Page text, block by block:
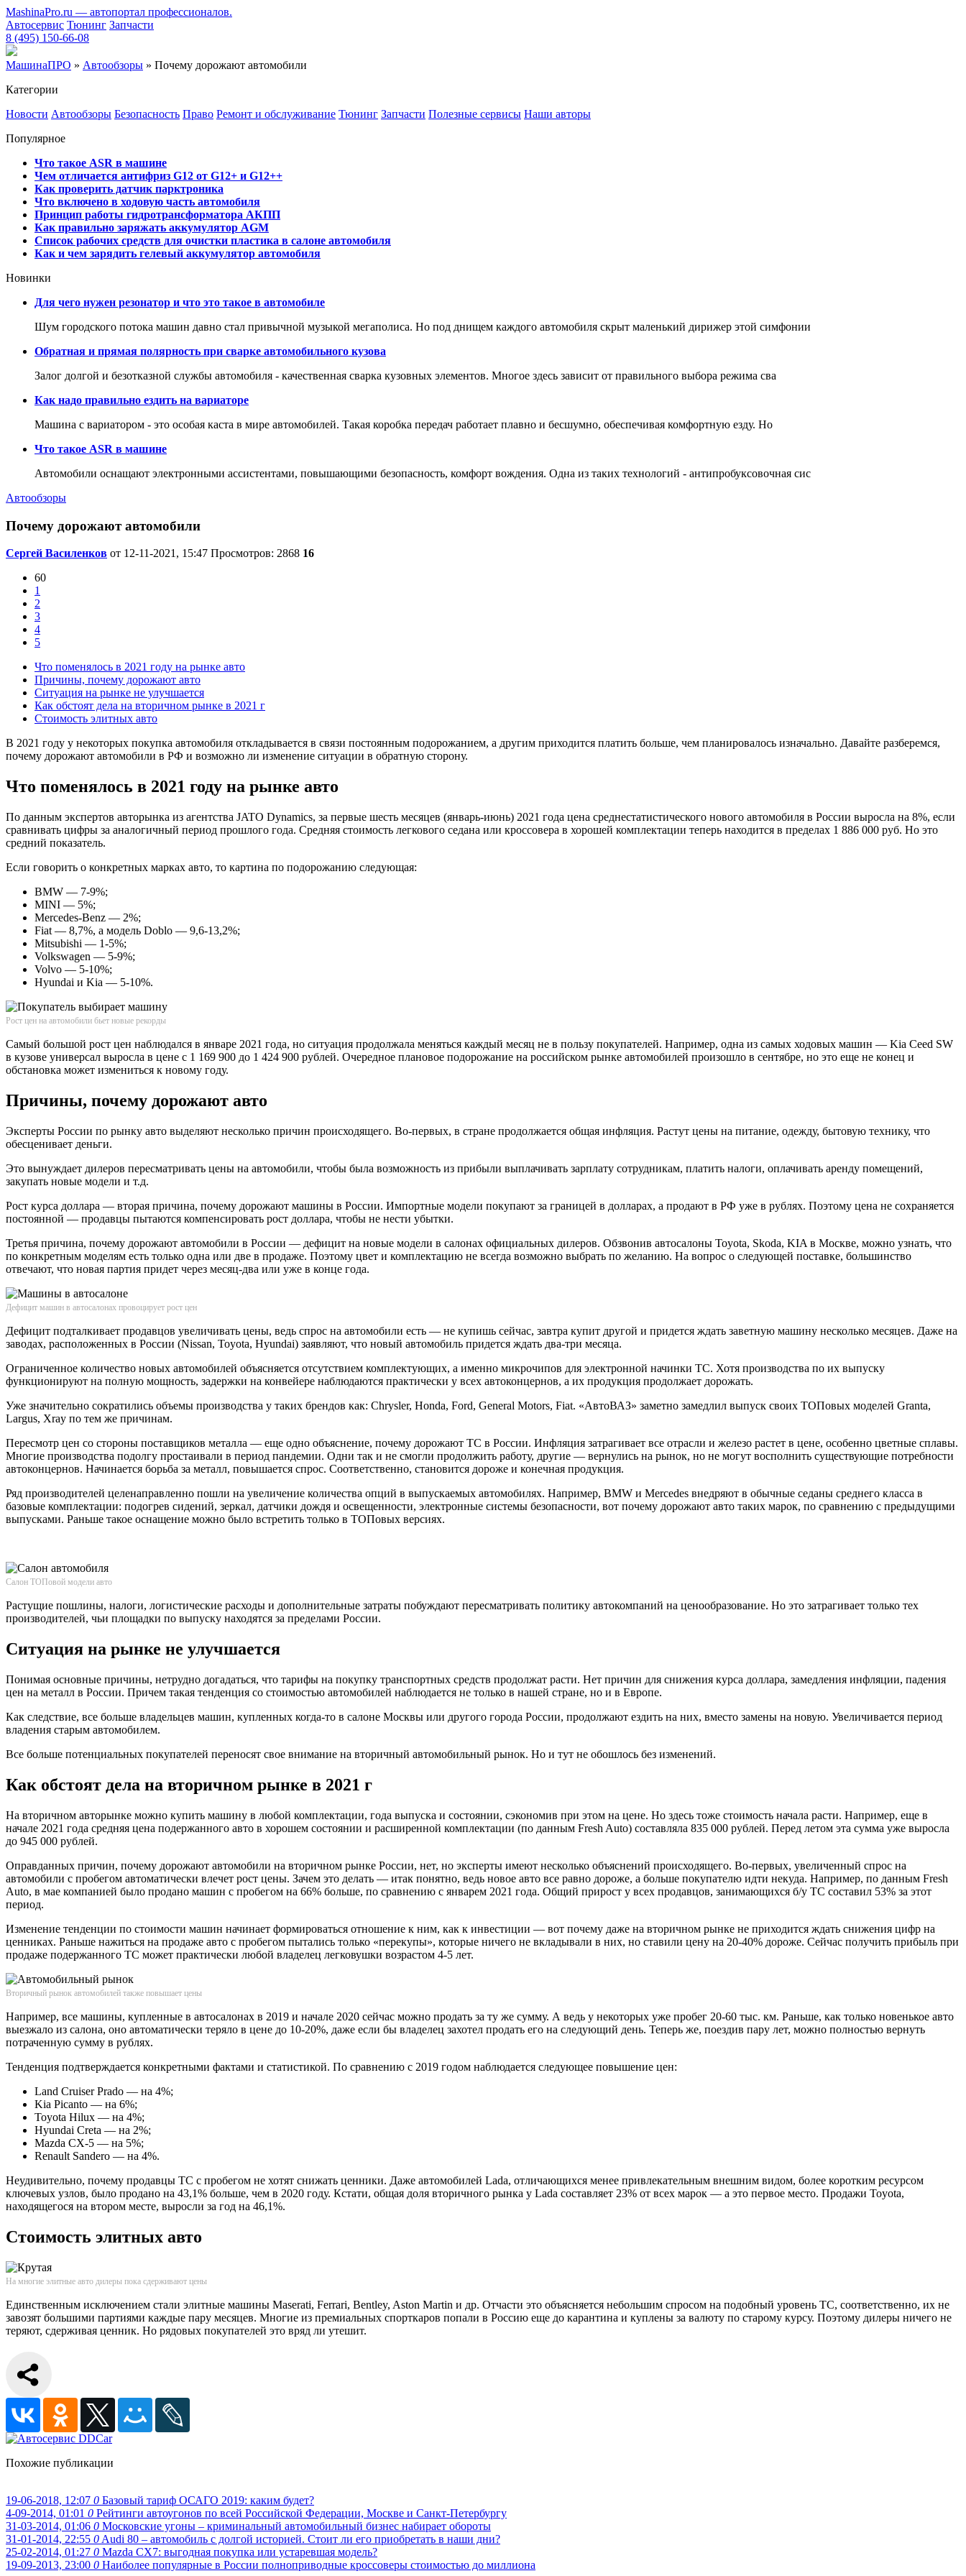
MashinaPro.ru — автопортал профессионалов.
Автосервис Тюнинг Запчасти
8 (495) 150-66-08
МашинаПРО » Автообзоры » Почему дорожают автомобили
Категории
Новости Автообзоры Безопасность Право Ремонт и обслуживание Тюнинг Запчасти Полезные сервисы Наши авторы
Популярное
Что такое ASR в машине
Чем отличается антифриз G12 от G12+ и G12++
Как проверить датчик парктроника
Что включено в ходовую часть автомобиля
Принцип работы гидротрансформатора АКПП
Как правильно заряжать аккумулятор AGM
Список рабочих средств для очистки пластика в салоне автомобиля
Как и чем зарядить гелевый аккумулятор автомобиля
Новинки
Для чего нужен резонатор и что это такое в автомобиле
Шум городского потока машин давно стал привычной музыкой мегаполиса. Но под днищем каждого автомобиля скрыт маленький дирижер этой симфонии
Обратная и прямая полярность при сварке автомобильного кузова
Залог долгой и безотказной службы автомобиля - качественная сварка кузовных элементов. Многое здесь зависит от правильного выбора режима сва
Как надо правильно ездить на вариаторе
Машина с вариатором - это особая каста в мире автомобилей. Такая коробка передач работает плавно и бесшумно, обеспечивая комфортную езду. Но
Что такое ASR в машине
Автомобили оснащают электронными ассистентами, повышающими безопасность, комфорт вождения. Одна из таких технологий - антипробуксовочная сис
Автообзоры
Почему дорожают автомобили
Сергей Василенков от 12-11-2021, 15:47 Просмотров: 2868 16
60
1
2
3
4
5
Что поменялось в 2021 году на рынке авто
Причины, почему дорожают авто
Ситуация на рынке не улучшается
Как обстоят дела на вторичном рынке в 2021 г
Стоимость элитных авто
В 2021 году у некоторых покупка автомобиля откладывается в связи постоянным подорожанием, а другим приходится платить больше, чем планировалось изначально. Давайте разберемся,
почему дорожают автомобили в РФ и возможно ли изменение ситуации в обратную сторону.
Что поменялось в 2021 году на рынке авто
По данным экспертов авторынка из агентства JATO Dynamics, за первые шесть месяцев (январь-июнь) 2021 года цена среднестатистического нового автомобиля в России выросла на 8%, если
сравнивать цифры за аналогичный период прошлого года. Средняя стоимость легкового седана или кроссовера в хорошей комплектации теперь находится в пределах 1 886 000 руб. Но это
средний показатель.
Если говорить о конкретных марках авто, то картина по подорожанию следующая:
BMW — 7-9%;
MINI — 5%;
Mercedes-Benz — 2%;
Fiat — 8,7%, а модель Doblo — 9,6-13,2%;
Mitsubishi — 1-5%;
Volkswagen — 5-9%;
Volvo — 5-10%;
Hyundai и Kia — 5-10%.
Рост цен на автомобили бьет новые рекорды
Самый большой рост цен наблюдался в январе 2021 года, но ситуация продолжала меняться каждый месяц не в пользу покупателей. Например, одна из самых ходовых машин — Kia Ceed SW
в кузове универсал выросла в цене с 1 169 900 до 1 424 900 рублей. Очередное плановое подорожание на российском рынке автомобилей произошло в сентябре, но это еще не конец и
обстановка может измениться к новому году.
Причины, почему дорожают авто
Эксперты России по рынку авто выделяют несколько причин происходящего. Во-первых, в стране продолжается общая инфляция. Растут цены на питание, одежду, бытовую технику, что
обесценивает деньги.
Это вынуждает дилеров пересматривать цены на автомобили, чтобы была возможность из прибыли выплачивать зарплату сотрудникам, платить налоги, оплачивать аренду помещений,
закупать новые модели и т.д.
Рост курса доллара — вторая причина, почему дорожают машины в России. Импортные модели покупают за границей в долларах, а продают в РФ уже в рублях. Поэтому цена не сохраняется
постоянной — продавцы пытаются компенсировать рост доллара, чтобы не нести убытки.
Третья причина, почему дорожают автомобили в России — дефицит на новые модели в салонах официальных дилеров. Обзвонив автосалоны Toyota, Skoda, KIA в Москве, можно узнать, что
по конкретным моделям есть только одна или две в продаже. Поэтому цвет и комплектацию не всегда возможно выбрать по желанию. На вопрос о следующей поставке, большинство
отвечают, что новая партия придет через месяц-два или уже в конце года.
Дефицит машин в автосалонах провоцирует рост цен
Дефицит подталкивает продавцов увеличивать цены, ведь спрос на автомобили есть — не купишь сейчас, завтра купит другой и придется ждать заветную машину несколько месяцев. Даже на
заводах, расположенных в России (Nissan, Toyota, Hyundai) заявляют, что новый автомобиль придется ждать два-три месяца.
Ограниченное количество новых автомобилей объясняется отсутствием комплектующих, а именно микрочипов для электронной начинки ТС. Хотя производства по их выпуску
функционируют на полную мощность, задержки на конвейере наблюдаются практически у всех автоконцернов, а их продукция продолжает дорожать.
Уже значительно сократились объемы производства у таких брендов как: Chrysler, Honda, Ford, General Motors, Fiat. «АвтоВАЗ» заметно замедлил выпуск своих ТОПовых моделей Granta,
Largus, Xray по тем же причинам.
Пересмотр цен со стороны поставщиков металла — еще одно объяснение, почему дорожают ТС в России. Инфляция затрагивает все отрасли и железо растет в цене, особенно цветные сплавы.
Многие производства подолгу простаивали в период пандемии. Одни так и не смогли продолжить работу, другие — вернулись на рынок, но не могут восполнить существующие потребности
автоконцернов. Начинается борьба за металл, повышается спрос. Соответственно, становится дороже и конечная продукция.
Ряд производителей целенаправленно пошли на увеличение количества опций в выпускаемых автомобилях. Например, BMW и Mercedes внедряют в обычные седаны среднего класса в
базовые комплектации: подогрев сидений, зеркал, датчики дождя и освещенности, электронные системы безопасности, вот почему дорожают авто таких марок, по сравнению с предыдущими
выпусками. Раньше такое оснащение можно было встретить только в ТОПовых версиях.
Салон ТОПовой модели авто
Растущие пошлины, налоги, логистические расходы и дополнительные затраты побуждают пересматривать политику автокомпаний на ценообразование. Но это затрагивает только тех
производителей, чьи площадки по выпуску находятся за пределами России.
Ситуация на рынке не улучшается
Понимая основные причины, нетрудно догадаться, что тарифы на покупку транспортных средств продолжат расти. Нет причин для снижения курса доллара, замедления инфляции, падения
цен на металл в России. Причем такая тенденция со стоимостью автомобилей наблюдается не только в нашей стране, но и в Европе.
Как следствие, все больше владельцев машин, купленных когда-то в салоне Москвы или другого города России, продолжают ездить на них, вместо замены на новую. Увеличивается период
владения старым автомобилем.
Все больше потенциальных покупателей переносят свое внимание на вторичный автомобильный рынок. Но и тут не обошлось без изменений.
Как обстоят дела на вторичном рынке в 2021 г
На вторичном авторынке можно купить машину в любой комплектации, года выпуска и состоянии, сэкономив при этом на цене. Но здесь тоже стоимость начала расти. Например, еще в
начале 2021 года средняя цена подержанного авто в хорошем состоянии и расширенной комплектации (по данным Fresh Auto) составляла 835 000 рублей. Перед летом эта сумма уже выросла
до 945 000 рублей.
Оправданных причин, почему дорожают автомобили на вторичном рынке России, нет, но эксперты имеют несколько объяснений происходящего. Во-первых, увеличенный спрос на
автомобили с пробегом автоматически влечет рост цены. Зачем это делать — итак понятно, ведь новое авто все равно дороже, а больше покупателю идти некуда. Например, по данным Fresh
Auto, в мае компанией было продано машин с пробегом на 66% больше, по сравнению с январем 2021 года. Общий прирост у всех продавцов, занимающихся б/у ТС составил 53% за этот
период.
Изменение тенденции по стоимости машин начинает формироваться отношение к ним, как к инвестиции — вот почему даже на вторичном рынке не приходится ждать снижения цифр на
ценниках. Раньше нажиться на продаже авто с пробегом пытались только «перекупы», которые ничего не вкладывали в них, но ставили цену на 20-40% дороже. Сейчас получить прибыль при
продаже подержанного ТС может практически любой владелец легковушки возрастом 4-5 лет.
Вторичный рынок автомобилей также повышает цены
Например, все машины, купленные в автосалонах в 2019 и начале 2020 сейчас можно продать за ту же сумму. А ведь у некоторых уже пробег 20-60 тыс. км. Раньше, как только новенькое авто
выезжало из салона, оно автоматически теряло в цене до 10-20%, даже если бы владелец захотел продать его на следующий день. Теперь же, поездив пару лет, можно полностью вернуть
потраченную сумму в рублях.
Тенденция подтверждается конкретными фактами и статистикой. По сравнению с 2019 годом наблюдается следующее повышение цен:
Land Cruiser Prado — на 4%;
Kia Picanto — на 6%;
Toyota Hilux — на 4%;
Hyundai Creta — на 2%;
Mazda CX-5 — на 5%;
Renault Sandero — на 4%.
Неудивительно, почему продавцы ТС с пробегом не хотят снижать ценники. Даже автомобилей Lada, отличающихся менее привлекательным внешним видом, более коротким ресурсом
ключевых узлов, было продано на 43,1% больше, чем в 2020 году. Кстати, общая доля вторичного рынка у Lada составляет 23% от всех марок — а это первое место. Продажи Toyota,
находящегося на втором месте, выросли за год на 46,1%.
Стоимость элитных авто
На многие элитные авто дилеры пока сдерживают цены
Единственным исключением стали элитные машины Maserati, Ferrari, Bentley, Aston Martin и др. Отчасти это объясняется небольшим спросом на подобный уровень ТС, соответственно, их не
завозят большими партиями каждые пару месяцев. Многие из премиальных спорткаров попали в Россию еще до карантина и куплены за валюту по старому курсу. Поэтому дилеры ничего не
теряют, сдерживая ценник. Но рядовых покупателей это вряд ли утешит.
Похожие публикации
19-06-2018, 12:07 0 Базовый тариф ОСАГО 2019: каким будет?
4-09-2014, 01:01 0 Рейтинги автоугонов по всей Российской Федерации, Москве и Санкт-Петербургу
31-03-2014, 01:06 0 Московские угоны – криминальный автомобильный бизнес набирает обороты
31-01-2014, 22:55 0 Audi 80 – автомобиль с долгой историей. Стоит ли его приобретать в наши дни?
25-02-2014, 01:27 0 Mazda CX7: выгодная покупка или устаревшая модель?
19-09-2013, 23:00 0 Наиболее популярные в России полноприводные кроссоверы стоимостью до миллиона